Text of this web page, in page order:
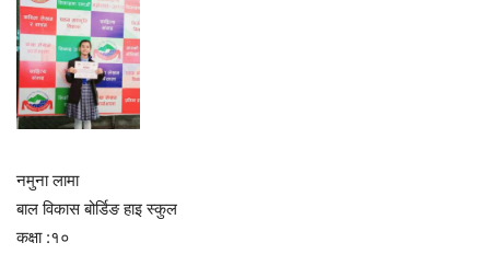
नमुना लामा
बाल विकास बोर्डिङ हाइ स्कुल
कक्षा :१०